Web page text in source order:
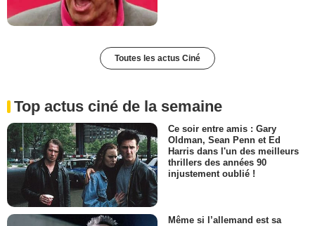
Toutes les actus Ciné
Top actus ciné de la semaine
Ce soir entre amis : Gary
Oldman, Sean Penn et Ed
Harris dans l'un des meilleurs
thrillers des années 90
injustement oublié !
Même si l’allemand est sa